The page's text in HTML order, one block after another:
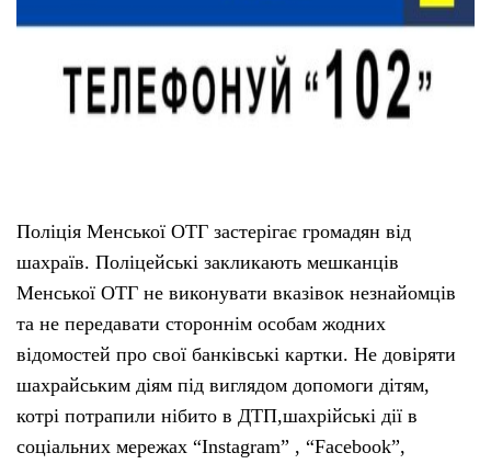
Поліція Менської ОТГ застерігає громадян від
шахраїв. Поліцейські закликають мешканців
Менської ОТГ не виконувати вказівок незнайомців
та не передавати стороннім особам жодних
відомостей про свої банківські картки. Не довіряти
шахрайським діям під виглядом допомоги дітям,
котрі потрапили нібито в ДТП,шахрійські дії в
соціальних мережах “Instagram” , “Facebook”,